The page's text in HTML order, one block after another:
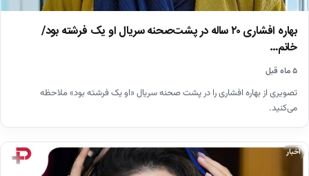
بهاره افشاری ۲۰ ساله در پشت‌صحنه سریال او یک فرشته بود/
خانم…
۵ ماه قبل
تصویری از بهاره افشاری را در پشت صحنه سریال «او یک فرشته بود» ملاحظه
می‌کنید.
اخبار